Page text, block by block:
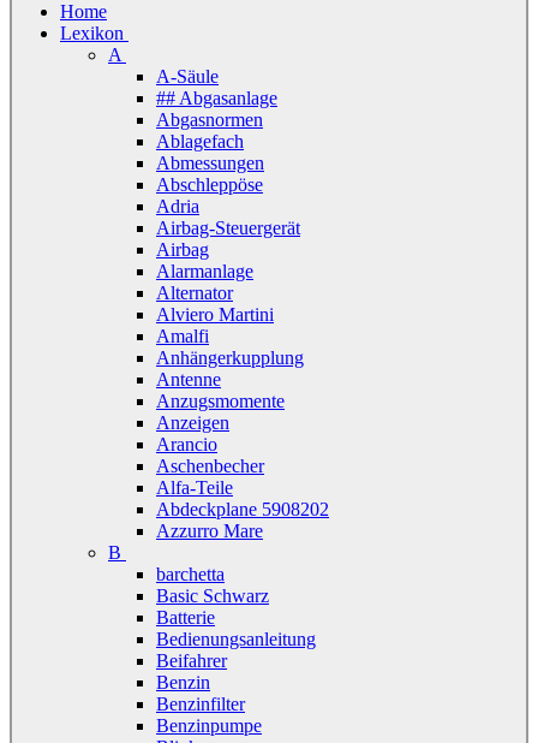
Home
Lexikon
A
A-Säule
## Abgasanlage
Abgasnormen
Ablagefach
Abmessungen
Abschleppöse
Adria
Airbag-Steuergerät
Airbag
Alarmanlage
Alternator
Alviero Martini
Amalfi
Anhängerkupplung
Antenne
Anzugsmomente
Anzeigen
Arancio
Aschenbecher
Alfa-Teile
Abdeckplane 5908202
Azzurro Mare
B
barchetta
Basic Schwarz
Batterie
Bedienungsanleitung
Beifahrer
Benzin
Benzinfilter
Benzinpumpe